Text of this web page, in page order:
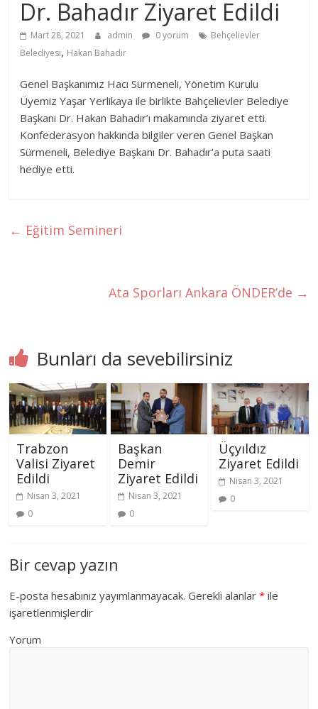
Dr. Bahadır Ziyaret Edildi
Mart 28, 2021 admin 0 yorum
Behçelievler
Belediyesi, Hakan Bahadır
Genel Başkanımız Hacı Sürmeneli, Yönetim Kurulu
Üyemiz Yaşar Yerlikaya ile birlikte Bahçelievler Belediye
Başkanı Dr. Hakan Bahadır’ı makamında ziyaret etti.
Konfederasyon hakkında bilgiler veren Genel Başkan
Sürmeneli, Belediye Başkanı Dr. Bahadır’a puta saati
hediye etti.
← Eğitim Semineri
Ata Sporları Ankara ÖNDER’de →
Bunları da sevebilirsiniz
Trabzon
Valisi Ziyaret
Edildi
Nisan 3, 2021
0
Başkan
Demir
Ziyaret Edildi
Nisan 3, 2021
0
Üçyıldız
Ziyaret Edildi
Nisan 3, 2021
0
Bir cevap yazın
E-posta hesabınız yayımlanmayacak. Gerekli alanlar* ile
işaretlenmişlerdir
Yorum